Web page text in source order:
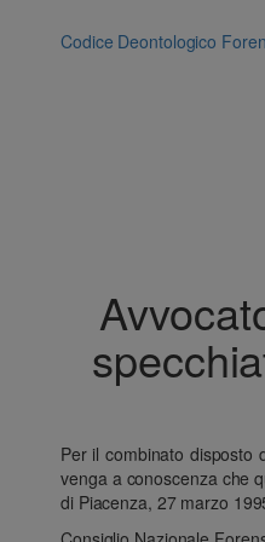
Codice Deontologico
Per il combinato disposto
venga a conoscenza che
di Piacenza, 27 marzo